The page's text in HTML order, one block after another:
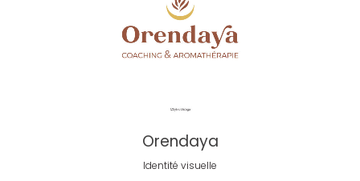
Orendaya
Identité visuelle